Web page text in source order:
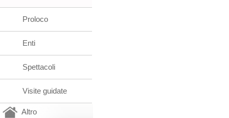
Proloco
Enti
Spettacoli
Visite guidate
Altro